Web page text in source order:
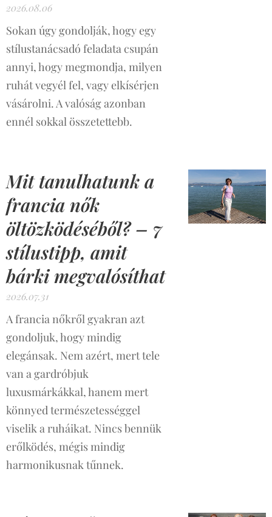
2026.08.06
Sokan úgy gondolják, hogy egy
stílustanácsadó feladata csupán
annyi, hogy megmondja, milyen
ruhát vegyél fel, vagy elkísérjen
vásárolni. A valóság azonban
ennél sokkal összetettebb.
Mit tanulhatunk a
francia nők
öltözködéséből? – 7
stílustipp, amit
bárki megvalósíthat
2026.07.31
A francia nőkről gyakran azt
gondoljuk, hogy mindig
elegánsak. Nem azért, mert tele
van a gardróbjuk
luxusmárkákkal, hanem mert
könnyed természetességgel
viselik a ruháikat. Nincs bennük
erőlködés, mégis mindig
harmonikusnak tűnnek.